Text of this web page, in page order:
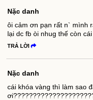
Nặc danh
ôi cảm ơn pạn rất n` mình
lại dc fb òi nhug thế còn
TRẢ LỜI
Nặc danh
cái khóa vàng thì làm sao